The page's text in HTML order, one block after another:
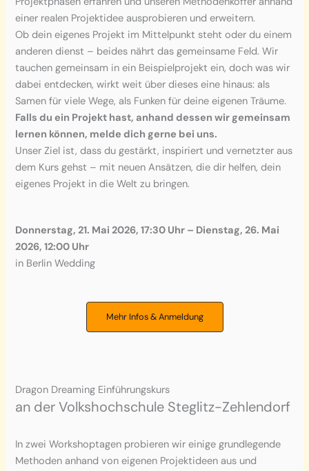
einer realen Projektidee ausprobieren und erweitern.
Ob dein eigenes Projekt im Mittelpunkt steht oder du einem
anderen dienst – beides nährt das gemeinsame Feld. Wir
tauchen gemeinsam in ein Beispielprojekt ein, doch was wir
dabei entdecken, wirkt weit über dieses eine hinaus: als
Samen für viele Wege, als Funken für deine eigenen Träume.
Falls du ein Projekt hast, anhand dessen wir gemeinsam
lernen können, melde dich gerne bei uns.
Unser Ziel ist, dass du gestärkt, inspiriert und vernetzter aus
dem Kurs gehst – mit neuen Ansätzen, die dir helfen, dein
eigenes Projekt in die Welt zu bringen.
Donnerstag, 21. Mai 2026, 17:30 Uhr – Dienstag, 26. Mai
2026, 12:00 Uhr
in Berlin Wedding
Mehr Infos & Anmeldung
Dragon Dreaming Einführungskurs
an der Volkshochschule Steglitz-Zehlendorf
In zwei Workshoptagen probieren wir einige grundlegende
Methoden anhand von eigenen Projektideen aus und